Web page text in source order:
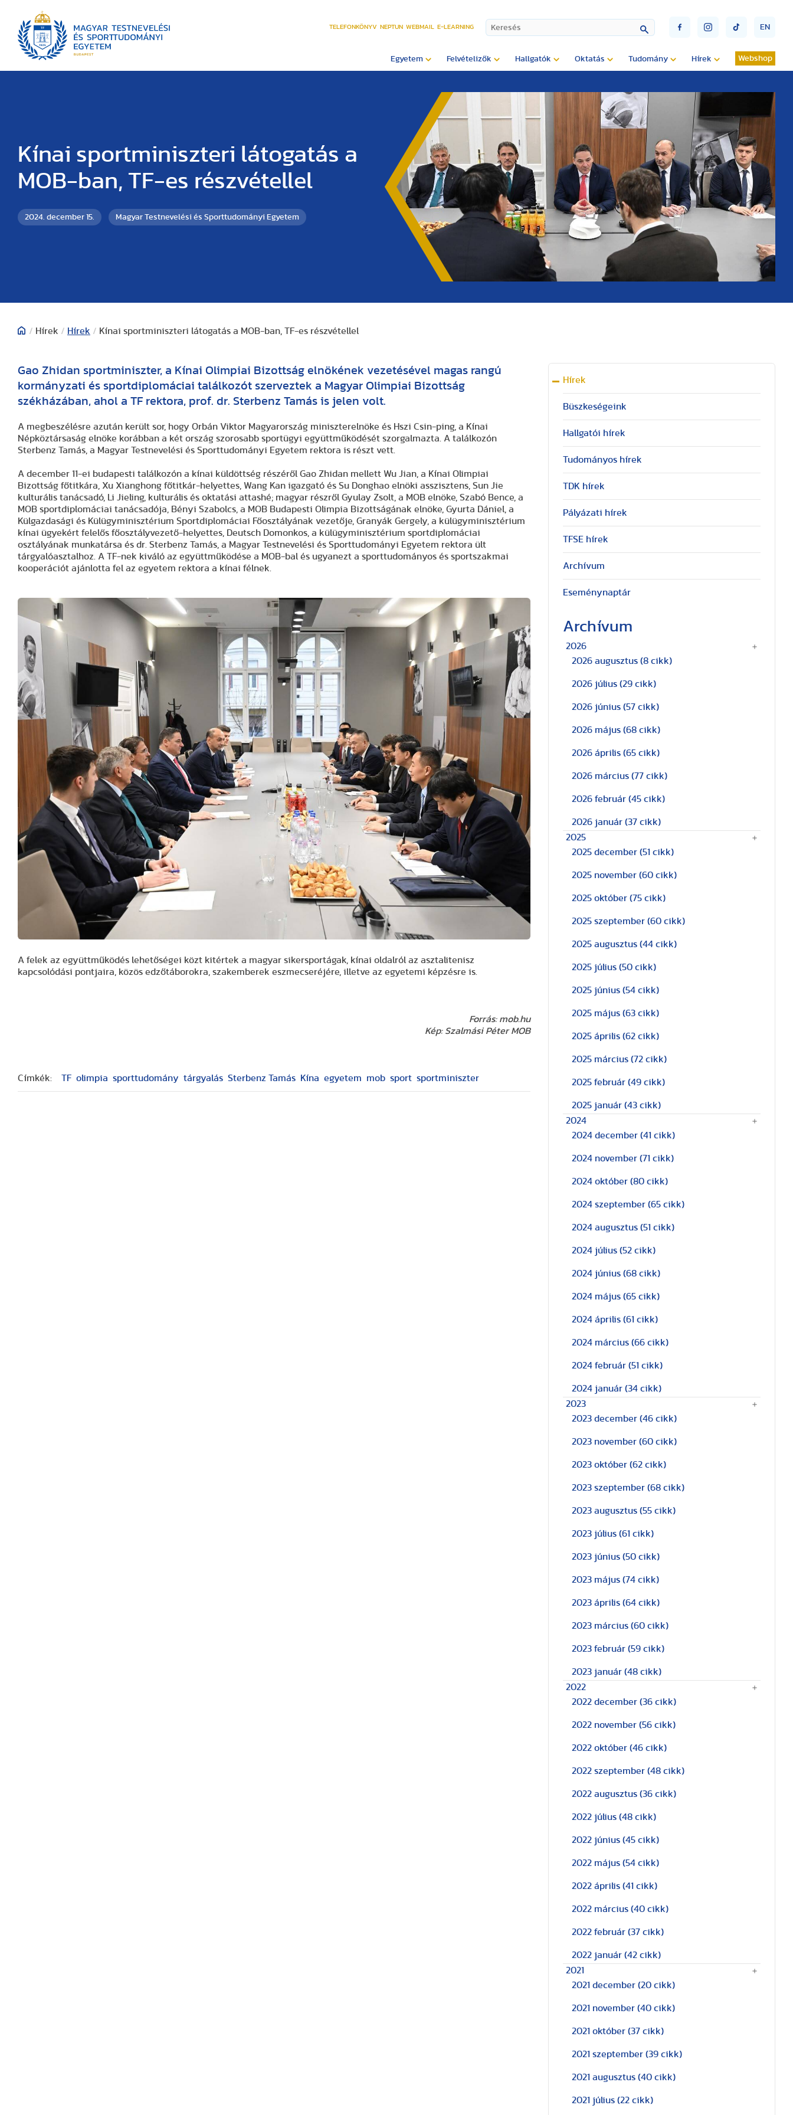
TELEFONKÖNYV NEPTUN WEBMAIL E-LEARNING EN
Egyetem Felvételizők Hallgatók Oktatás Tudomány Hírek Webshop
Kínai sportminiszteri látogatás a
MOB-ban, TF-es részvétellel
2024. december 15. Magyar Testnevelési és Sporttudományi Egyetem
/ Hírek / Hírek / Kínai sportminiszteri látogatás a MOB-ban, TF-es részvétellel
Gao Zhidan sportminiszter, a Kínai Olimpiai Bizottság elnökének vezetésével magas rangú
kormányzati és sportdiplomáciai találkozót szerveztek a Magyar Olimpiai Bizottság
székházában, ahol a TF rektora, prof. dr. Sterbenz Tamás is jelen volt.
A megbeszélésre azután került sor, hogy Orbán Viktor Magyarország miniszterelnöke és Hszi Csin-ping, a Kínai
Népköztársaság elnöke korábban a két ország szorosabb sportügyi együttműködését szorgalmazta. A találkozón
Sterbenz Tamás, a Magyar Testnevelési és Sporttudományi Egyetem rektora is részt vett.
A december 11-ei budapesti találkozón a kínai küldöttség részéről Gao Zhidan mellett Wu Jian, a Kínai Olimpiai
Bizottság főtitkára, Xu Xianghong főtitkár-helyettes, Wang Kan igazgató és Su Donghao elnöki asszisztens, Sun Jie
kulturális tanácsadó, Li Jieling, kulturális és oktatási attashé; magyar részről Gyulay Zsolt, a MOB elnöke, Szabó Bence, a
MOB sportdiplomáciai tanácsadója, Bényi Szabolcs, a MOB Budapesti Olimpia Bizottságának elnöke, Gyurta Dániel, a
Külgazdasági és Külügyminisztérium Sportdiplomáciai Főosztályának vezetője, Granyák Gergely, a külügyminisztérium
kínai ügyekért felelős főosztályvezető-helyettes, Deutsch Domonkos, a külügyminisztérium sportdiplomáciai
osztályának munkatársa és dr. Sterbenz Tamás, a Magyar Testnevelési és Sporttudományi Egyetem rektora ült
tárgyalóasztalhoz. A TF-nek kiváló az együttműködése a MOB-bal és ugyanezt a sporttudományos és sportszakmai
kooperációt ajánlotta fel az egyetem rektora a kínai félnek.
A felek az együttműködés lehetőségei közt kitértek a magyar sikersportágak, kínai oldalról az asztalitenisz
kapcsolódási pontjaira, közös edzőtáborokra, szakemberek eszmecseréjére, illetve az egyetemi képzésre is.
Forrás: mob.hu
Kép: Szalmási Péter MOB
Címkék: TF olimpia sporttudomány tárgyalás Sterbenz Tamás Kína egyetem mob sport sportminiszter
Hírek
Büszkeségeink
Hallgatói hírek
Tudományos hírek
TDK hírek
Pályázati hírek
TFSE hírek
Archívum
Eseménynaptár
Archívum
2026
2026 augusztus (8 cikk)
2026 július (29 cikk)
2026 június (57 cikk)
2026 május (68 cikk)
2026 április (65 cikk)
2026 március (77 cikk)
2026 február (45 cikk)
2026 január (37 cikk)
2025
2025 december (51 cikk)
2025 november (60 cikk)
2025 október (75 cikk)
2025 szeptember (60 cikk)
2025 augusztus (44 cikk)
2025 július (50 cikk)
2025 június (54 cikk)
2025 május (63 cikk)
2025 április (62 cikk)
2025 március (72 cikk)
2025 február (49 cikk)
2025 január (43 cikk)
2024
2024 december (41 cikk)
2024 november (71 cikk)
2024 október (80 cikk)
2024 szeptember (65 cikk)
2024 augusztus (51 cikk)
2024 július (52 cikk)
2024 június (68 cikk)
2024 május (65 cikk)
2024 április (61 cikk)
2024 március (66 cikk)
2024 február (51 cikk)
2024 január (34 cikk)
2023
2023 december (46 cikk)
2023 november (60 cikk)
2023 október (62 cikk)
2023 szeptember (68 cikk)
2023 augusztus (55 cikk)
2023 július (61 cikk)
2023 június (50 cikk)
2023 május (74 cikk)
2023 április (64 cikk)
2023 március (60 cikk)
2023 február (59 cikk)
2023 január (48 cikk)
2022
2022 december (36 cikk)
2022 november (56 cikk)
2022 október (46 cikk)
2022 szeptember (48 cikk)
2022 augusztus (36 cikk)
2022 július (48 cikk)
2022 június (45 cikk)
2022 május (54 cikk)
2022 április (41 cikk)
2022 március (40 cikk)
2022 február (37 cikk)
2022 január (42 cikk)
2021
2021 december (20 cikk)
2021 november (40 cikk)
2021 október (37 cikk)
2021 szeptember (39 cikk)
2021 augusztus (40 cikk)
2021 július (22 cikk)